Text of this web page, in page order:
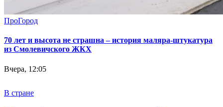
ПроГород
70 лет и высота не страшна – история маляра-штукатура
из Смолевичского ЖКХ
Вчера, 12:05
В стране